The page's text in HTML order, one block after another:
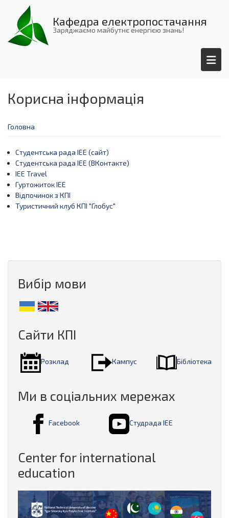
Перейти
основного
вмісту
Кафедра електропостачання
Заряджаємо майбутнє енергією знань!
Корисна інформація
Головна
Студентська рада ІЕЕ (сайт)
Студентська рада ІЕЕ (ВКонтакте)
IEE Travel
Гуртожиток ІЕЕ
Відпочинок з КПІ
Туристичний клуб КПІ "Глобус"
Вибір мови
Сайти КПІ
Розклад Кампус Бібліотека
Ми в соціальних мережах
Facebook Студрада ІЕЕ
Center for international
education